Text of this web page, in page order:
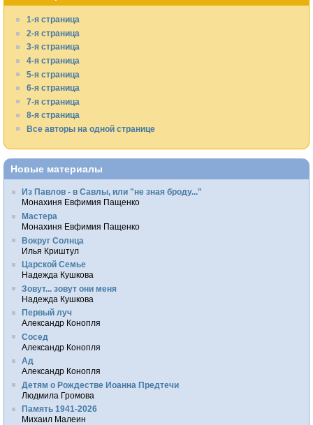
1-я страница
2-я страница
3-я страница
4-я страница
5-я страница
6-я страница
7-я страница
8-я страница
Все авторы на одной странице
Новые материалы
Из Павлов - в Савлы, или "не зная броду..."
Монахиня Евфимия Пащенко
Мастера
Монахиня Евфимия Пащенко
Вокруг Солнца
Илья Криштул
Царской Семье
Надежда Кушкова
Зовут... зовут они меня
Надежда Кушкова
Первый луч
Александр Конопля
Сосед
Александр Конопля
Ад
Александр Конопля
Детям о Рождестве Иоанна Предтечи
Людмила Громова
Память 1941-2026
Михаил Малеин